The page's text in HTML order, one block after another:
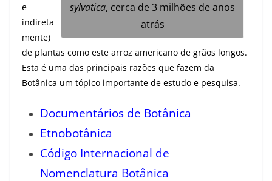
sylvatica, cerca de 3 milhões de anos
atrás
e
indireta
mente)
de plantas como este arroz americano de grãos longos.
Esta é uma das principais razões que fazem da
Botânica um tópico importante de estudo e pesquisa.
Documentários de Botânica
Etnobotânica
Código Internacional de
Nomenclatura Botânica